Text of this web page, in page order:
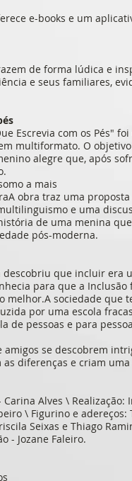
e-books e um
de forma lúdica e
e seus familiares,
Escrevia com os Pés"
multiformato. O
alegre que, após
a mais
obra traz uma
e uma
de uma menina
pós-moderna.
descobriu que incluir
para que a
sociedade que
por uma escola
de pessoas e para
amigos se descobrem
diferenças e criam
Alves \
\ Figurino e
Seixas e Thiago
- Jozane Faleiro.